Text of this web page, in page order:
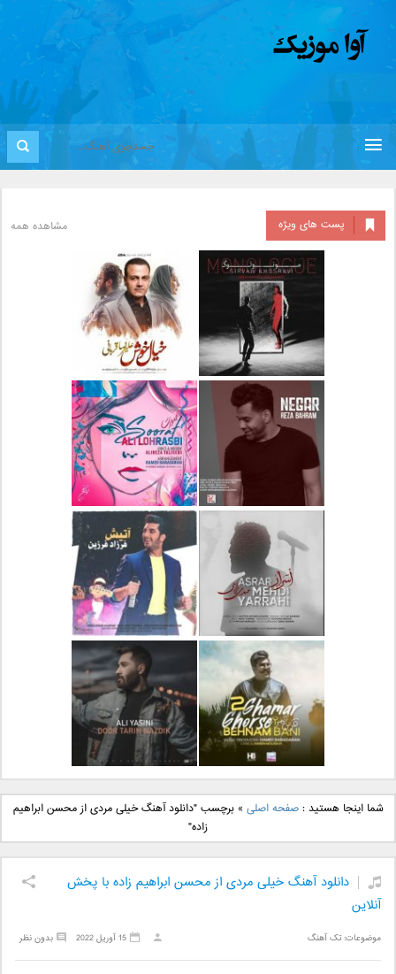
پست های ویژه مشاهده همه
دانلود آلبوم جدید سیروان
خسروی بنام مونولوگ
دانلود آهنگ جدید علیرضا
قربانی بنام خیال خوش
دانلود آهنگ جدید رضا
بهرام بنام نگار
دانلود آهنگ جدید علی
لهراسبی بنام صورت
دانلود آهنگ جدید مهدی
یراحی بنام اسرار
دانلود آهنگ جدید فرزاد
فرزین بنام آتیش
دانلود آهنگ جدید بهنام
بانی بنام قرص قمر 2
دانلود آهنگ جدید علی
یاسینی بنام دورترین نزدیک
شما اینجا هستید :صفحه اصلی »برچسب "دانلود آهنگ خیلی مردی از محسن ابراهیم
زاده"
دانلود آهنگ خیلی مردی از محسن ابراهیم زاده با پخش
آنلاین
موضوعات:تک آهنگ بدون نظر 15 آوریل 2022